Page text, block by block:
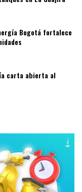
Bogotá fortalece
carta abierta al